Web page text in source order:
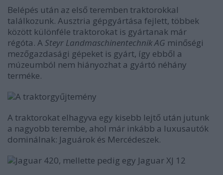
Belépés után az első teremben traktorokkal
találkozunk. Ausztria gépgyártása fejlett, többek
között különféle traktorokat is gyártanak már
régóta. A Steyr Landmaschinentechnik AG minőségi
mezőgazdasági gépeket is gyárt, így ebből a
múzeumból nem hiányozhat a gyártó néhány
terméke.
A traktorgyűjtemény
A traktorokat elhagyva egy kisebb lejtő után jutunk
a nagyobb terembe, ahol már inkább a luxusautók
dominálnak: Jaguárok és Mercédeszek.
Jaguar 420, mellette pedig egy Jaguar XJ 12